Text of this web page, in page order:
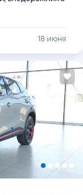
18 июня